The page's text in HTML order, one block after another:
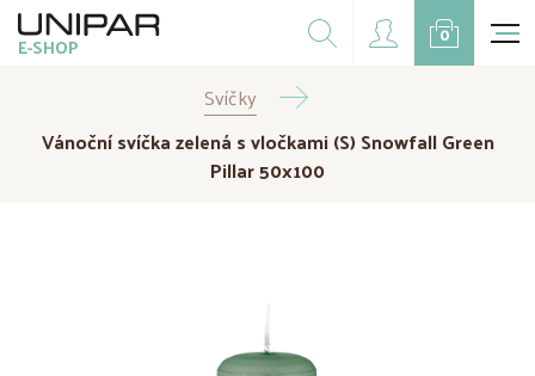
E-SHOP
Dárkové balíčky
Doplňky
Doprodej
CZK EUR
0
Svíčky
Vánoční svíčka zelená s vločkami (S) Snowfall Green
Pillar 50x100